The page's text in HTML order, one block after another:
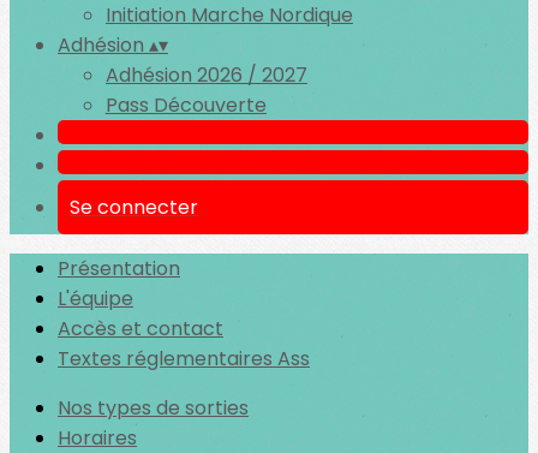
Initiation Marche Nordique
Adhésion▴▾
Adhésion 2026 / 2027
Pass Découverte
Se connecter
Présentation
L'équipe
Accès et contact
Textes réglementaires Ass
Nos types de sorties
Horaires